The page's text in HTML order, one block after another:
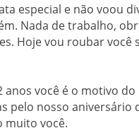
especial e não voou
Nada de trabalho,
Hoje vou roubar você
anos você é o motivo do
pelo nosso aniversário
muito você.